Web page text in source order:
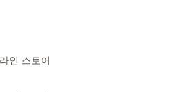
인 스토어